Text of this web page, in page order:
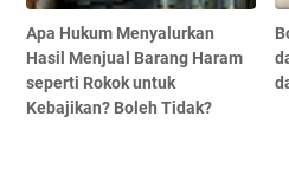
Apa Hukum Menyalurkan
Hasil Menjual Barang Haram
seperti Rokok untuk
Kebajikan? Boleh Tidak?